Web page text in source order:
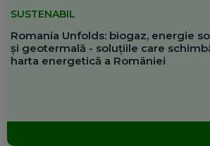
SUSTENABIL
Romania Unfolds: biogaz, energie
și geotermală - soluțiile care
harta energetică a României